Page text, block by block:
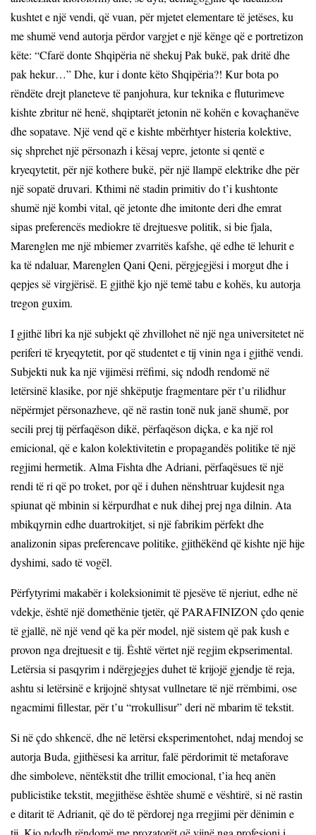
kushtet e një vendi, që vuan, për mjetet elementare të jetëses, ku
me shumë vend autorja përdor vargjet e një kënge që e portretizon
këte: “Cfarë donte Shqipëria në shekuj Pak bukë, pak dritë dhe
pak hekur…” Dhe, kur i donte këto Shqipëria?! Kur bota po
rëndëte drejt planeteve të panjohura, kur teknika e fluturimeve
kishte zbritur në henë, shqiptarët jetonin në kohën e kovaçhanëve
dhe sopatave. Një vend që e kishte mbërhtyer histeria kolektive,
siç shprehet një përsonazh i kësaj vepre, jetonte si qentë e
kryeqytetit, për një kothere bukë, për një llampë elektrike dhe për
një sopatë druvari. Kthimi në stadin primitiv do t’i kushtonte
shumë një kombi vital, që jetonte dhe imitonte deri dhe emrat
sipas preferencës mediokre të drejtuesve politik, si bie fjala,
Marenglen me një mbiemer zvarritës kafshe, që edhe të lehurit e
ka të ndaluar, Marenglen Qani Qeni, përgjegjësi i morgut dhe i
qepjes së virgjërisë. E gjithë kjo një temë tabu e kohës, ku autorja
tregon guxim.
I gjithë libri ka një subjekt që zhvillohet në një nga universitetet në
periferi të kryeqytetit, por që studentet e tij vinin nga i gjithë vendi.
Subjekti nuk ka një vijimësi rrëfimi, siç ndodh rendomë në
letërsinë klasike, por një shkëputje fragmentare për t’u rilidhur
nëpërmjet përsonazheve, që në rastin tonë nuk janë shumë, por
secili prej tij përfaqëson dikë, përfaqëson diçka, e ka një rol
emicional, që e kalon kolektivitetin e propagandës politike të një
regjimi hermetik. Alma Fishta dhe Adriani, përfaqësues të një
rendi të ri që po troket, por që i duhen nënshtruar kujdesit nga
spiunat që mbinin si kërpurdhat e nuk dihej prej nga dilnin. Ata
mbikqyrnin edhe duartrokitjet, si një fabrikim përfekt dhe
analizonin sipas preferencave politike, gjithëkënd që kishte një hije
dyshimi, sado të vogël.
Përfytyrimi makabër i koleksionimit të pjesëve të njeriut, edhe në
vdekje, është një domethënie tjetër, që PARAFINIZON çdo qenie
të gjallë, në një vend që ka për model, një sistem që pak kush e
provon nga drejtuesit e tij. Është vërtet një regjim ekpserimental.
Letërsia si pasqyrim i ndërgjegjes duhet të krijojë gjendje të reja,
ashtu si letërsinë e krijojnë shtysat vullnetare të një rrëmbimi, ose
ngacmimi fillestar, për t’u “rrokullisur” deri në mbarim të tekstit.
Si në çdo shkencë, dhe në letërsi eksperimentohet, ndaj mendoj se
autorja Buda, gjithësesi ka arritur, falë përdorimit të metaforave
dhe simboleve, nëntëkstit dhe trillit emocional, t’ia heq anën
publicistike tekstit, megjithëse ështëe shumë e vështirë, si në rastin
e ditarit të Adrianit, që do të përdorej nga rregjimi për dënimin e